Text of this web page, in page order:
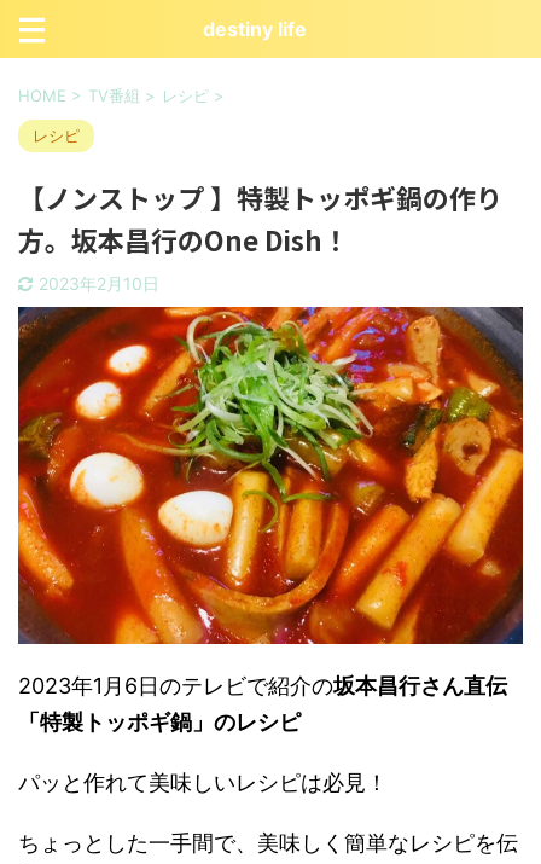
destiny life
HOME > TV番組 > レシピ >
レシピ
【ノンストップ 】特製トッポギ鍋の作り
方。坂本昌行のOne Dish！
2023年2月10日
2023年1月6日のテレビで紹介の坂本昌行さん直伝
「特製トッポギ鍋」 のレシピ
パッと作れて美味しいレシピは必見！
ちょっとした一手間で、美味しく簡単なレシピを伝